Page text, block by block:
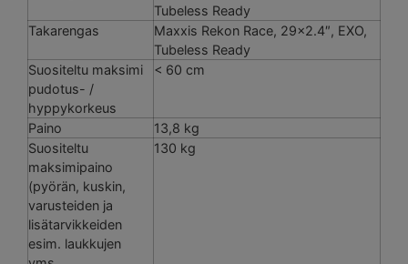
Tubeless Ready
Takarengas
Maxxis Rekon Race, 29×2.4″, EXO,
Tubeless Ready
Suositeltu maksimi
pudotus- /
hyppykorkeus
< 60 cm
Paino
13,8 kg
Suositeltu
maksimipaino
(pyörän, kuskin,
varusteiden ja
lisätarvikkeiden
esim. laukkujen
130 kg